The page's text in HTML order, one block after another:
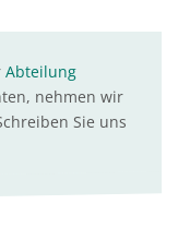
Abteilung
nehmen wir
Sie uns